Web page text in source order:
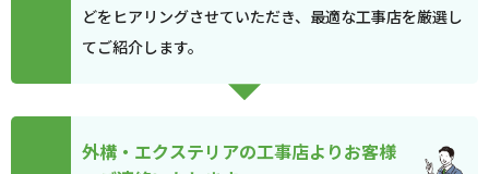
どをヒアリングさせていただき、最適な工事店を厳選し
てご紹介します。
外構・エクステリアの工事店よりお客様